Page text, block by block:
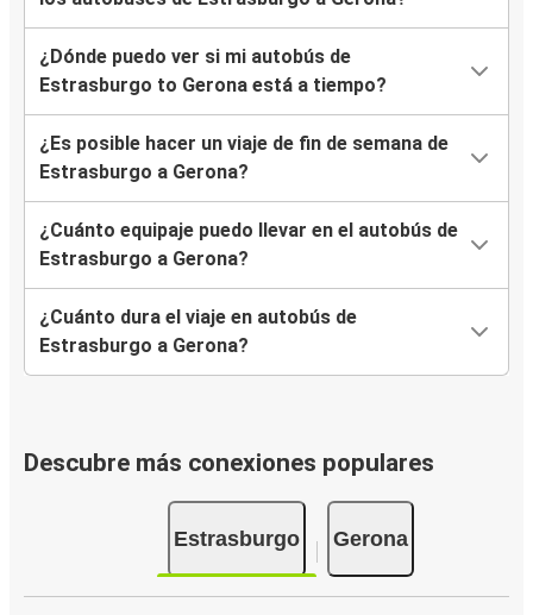
¿Dónde puedo ver si mi autobús de
Estrasburgo to Gerona está a tiempo?
¿Es posible hacer un viaje de fin de semana de
Estrasburgo a Gerona?
¿Cuánto equipaje puedo llevar en el autobús de
Estrasburgo a Gerona?
¿Cuánto dura el viaje en autobús de
Estrasburgo a Gerona?
Descubre más conexiones populares
Estrasburgo Gerona